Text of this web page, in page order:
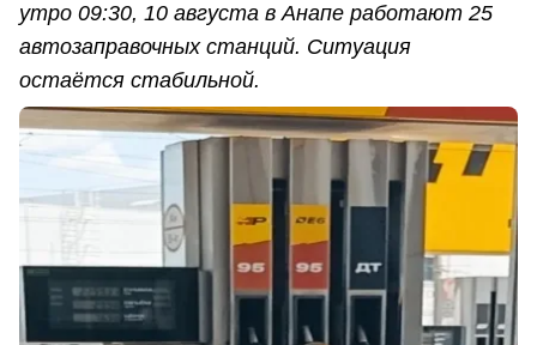
утро 09:30, 10 августа в Анапе работают 25
автозаправочных станций. Ситуация
остаётся стабильной.